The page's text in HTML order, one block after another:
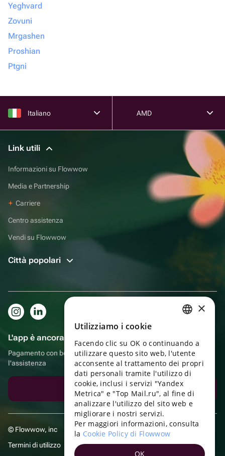
Yeghvard
Zovuni
Mrgashen
Proshian
Ptgni
Italiano AMD
Link utili
Informazioni su Flowwow
Media e Partnership
Carriere
Centro assistenza
Vendi su Flowwow
Città popolari
L'app è ancora più comoda!
Pagamento con bonus, autoconsegna, comoda chat con
l'assistenza
Scarica l'app
© Flowwow, inc
Termini di utilizzo
ENGLISH
UKRAINIAN
PORTUGUESE
SPANISH
×
Utilizziamo i cookie
Facendo clic su OK o continuando a
utilizzare questo sito web, l'utente
acconsente al trattamento dei propri
dati personali tramite l'utilizzo di
cookie, inclusi i servizi "Yandex
Metrica" e "Top Mail.ru", al fine di
analizzare l'utilizzo del sito web e
migliorare i nostri servizi.
Per maggiori informazioni, consulta
la Cookie Policy di Flowwow
OK